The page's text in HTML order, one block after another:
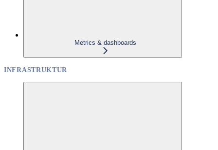
Metrics & dashboards
INFRASTRUKTUR